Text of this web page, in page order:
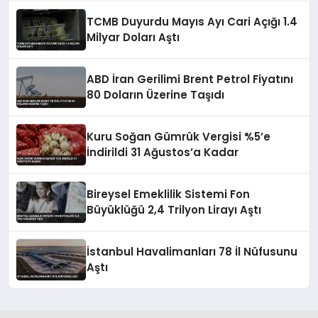
TCMB Duyurdu Mayıs Ayı Cari Açığı 1.4
Milyar Doları Aştı
ABD İran Gerilimi Brent Petrol Fiyatını
80 Doların Üzerine Taşıdı
Kuru Soğan Gümrük Vergisi %5’e
İndirildi 31 Ağustos’a Kadar
Bireysel Emeklilik Sistemi Fon
Büyüklüğü 2,4 Trilyon Lirayı Aştı
İstanbul Havalimanları 78 İl Nüfusunu
Aştı